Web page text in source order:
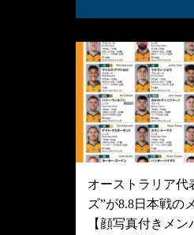
オーストラリア代
ズ”が8.8日本戦の
【顔写真付きメ